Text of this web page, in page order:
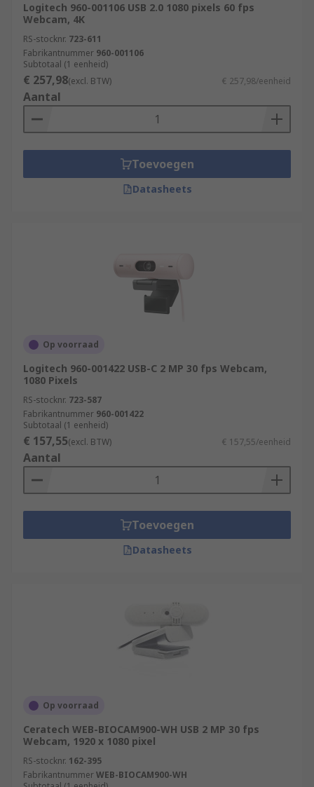
Logitech 960-001106 USB 2.0 1080 pixels 60 fps
Webcam, 4K
RS-stocknr. 723-611
Fabrikantnummer 960-001106
Subtotaal (1 eenheid)
€ 257,98(excl. BTW) € 257,98/eenheid
Aantal
Toevoegen
Datasheets
Op voorraad
Logitech 960-001422 USB-C 2 MP 30 fps Webcam,
1080 Pixels
RS-stocknr. 723-587
Fabrikantnummer 960-001422
Subtotaal (1 eenheid)
€ 157,55(excl. BTW) € 157,55/eenheid
Aantal
Toevoegen
Datasheets
Op voorraad
Ceratech WEB-BIOCAM900-WH USB 2 MP 30 fps
Webcam, 1920 x 1080 pixel
RS-stocknr. 162-395
FabrikantnummerWEB-BIOCAM900-WH